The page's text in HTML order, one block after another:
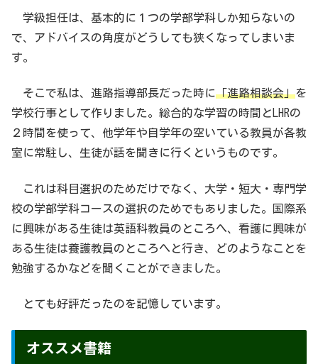
学級担任は、基本的に１つの学部学科しか知らないの
で、アドバイスの角度がどうしても狭くなってしまいま
す。
そこで私は、進路指導部長だった時に「進路相談会」を
学校行事として作りました。総合的な学習の時間とLHRの
２時間を使って、他学年や自学年の空いている教員が各教
室に常駐し、生徒が話を聞きに行くというものです。
これは科目選択のためだけでなく、大学・短大・専門学
校の学部学科コースの選択のためでもありました。国際系
に興味がある生徒は英語科教員のところへ、看護に興味が
ある生徒は養護教員のところへと行き、どのようなことを
勉強するかなどを聞くことができました。
とても好評だったのを記憶しています。
オススメ書籍